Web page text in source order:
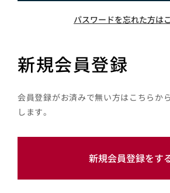
パスワードを忘れた方は
新規会員登録
会員登録がお済みで無い方はこちらか
します。
新規会員登録をす